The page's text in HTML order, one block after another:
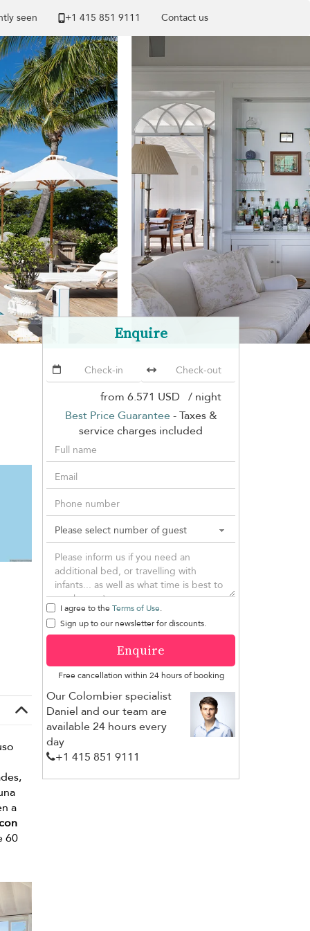
seen +1 ​415 851 9111 Contact us
a
60
Enquire
from 6.571 USD / night
Best Price Guarantee - Taxes &
service charges included
I agree to the Terms of Use.
Sign up to our newsletter for discounts.
Enquire
Free cancellation within 24 hours of booking
Our Colombier specialist
Daniel and our team are
available 24 hours every
day
+1 ​415 851 9111